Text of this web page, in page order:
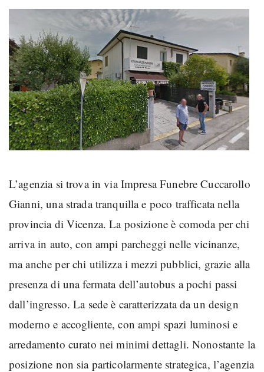
L’agenzia si trova in via Impresa Funebre Cuccarollo
Gianni, una strada tranquilla e poco trafficata nella
provincia di Vicenza. La posizione è comoda per chi
arriva in auto, con ampi parcheggi nelle vicinanze,
ma anche per chi utilizza i mezzi pubblici, grazie alla
presenza di una fermata dell’autobus a pochi passi
dall’ingresso. La sede è caratterizzata da un design
moderno e accogliente, con ampi spazi luminosi e
arredamento curato nei minimi dettagli. Nonostante la
posizione non sia particolarmente strategica, l’agenzia